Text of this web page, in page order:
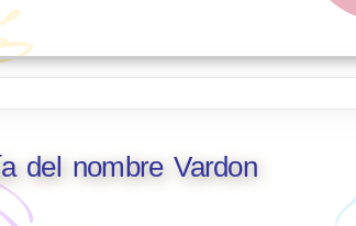
del nombre Vardon